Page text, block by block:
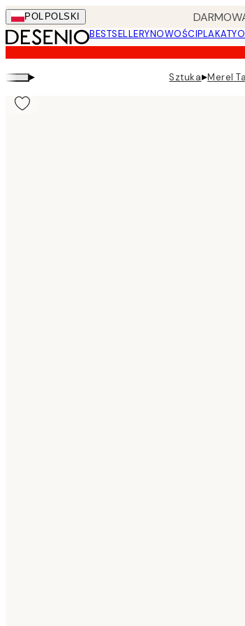
Skip
to
main
content.
POL POLSKI
BESTSELLERYNOWOŚCIPLAKATY
▸ Sztuka▸Merel